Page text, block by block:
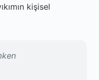
kişisel